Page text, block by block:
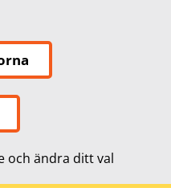
och ändra ditt val